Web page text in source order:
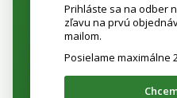
Prihláste sa na odber
zľavu na prvú
mailom.
Posielame maximálne